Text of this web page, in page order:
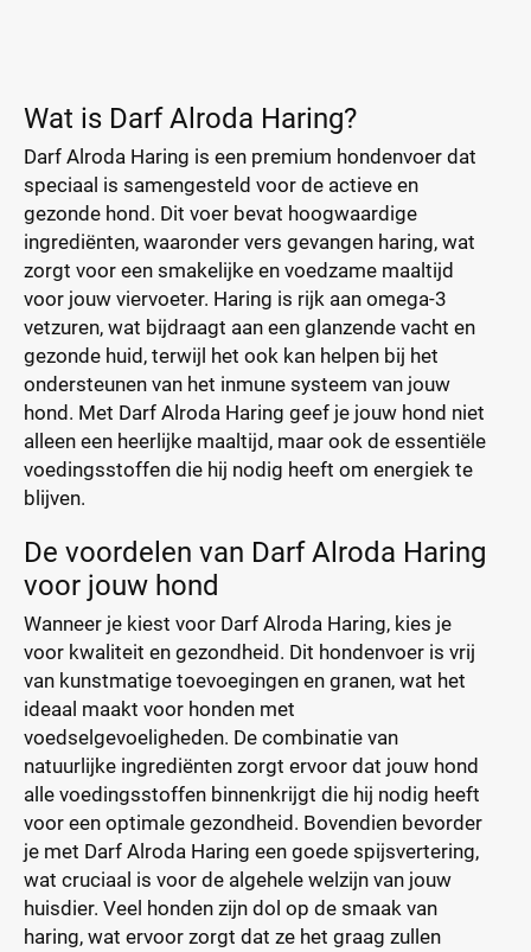
Wat is Darf Alroda Haring?
Darf Alroda Haring is een premium hondenvoer dat
speciaal is samengesteld voor de actieve en
gezonde hond. Dit voer bevat hoogwaardige
ingrediënten, waaronder vers gevangen haring, wat
zorgt voor een smakelijke en voedzame maaltijd
voor jouw viervoeter. Haring is rijk aan omega-3
vetzuren, wat bijdraagt aan een glanzende vacht en
gezonde huid, terwijl het ook kan helpen bij het
ondersteunen van het inmune systeem van jouw
hond. Met Darf Alroda Haring geef je jouw hond niet
alleen een heerlijke maaltijd, maar ook de essentiële
voedingsstoffen die hij nodig heeft om energiek te
blijven.
De voordelen van Darf Alroda Haring
voor jouw hond
Wanneer je kiest voor Darf Alroda Haring, kies je
voor kwaliteit en gezondheid. Dit hondenvoer is vrij
van kunstmatige toevoegingen en granen, wat het
ideaal maakt voor honden met
voedselgevoeligheden. De combinatie van
natuurlijke ingrediënten zorgt ervoor dat jouw hond
alle voedingsstoffen binnenkrijgt die hij nodig heeft
voor een optimale gezondheid. Bovendien bevorder
je met Darf Alroda Haring een goede spijsvertering,
wat cruciaal is voor de algehele welzijn van jouw
huisdier. Veel honden zijn dol op de smaak van
haring, wat ervoor zorgt dat ze het graag zullen